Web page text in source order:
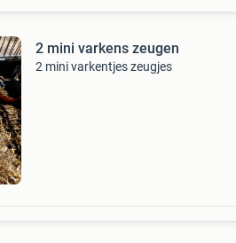
2 mini varkens zeugen
2 mini varkentjes zeugjes